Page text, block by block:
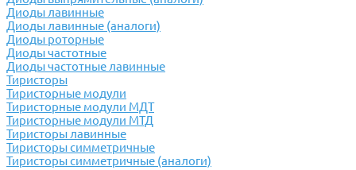
Диоды лавинные
Диоды лавинные (аналоги)
Диоды роторные
Диоды частотные
Диоды частотные лавинные
Тиристоры
Тиристорные модули
Тиристорные модули МДТ
Тиристорные модули МТД
Тиристоры лавинные
Тиристоры симметричные
Тиристоры симметричные (аналоги)